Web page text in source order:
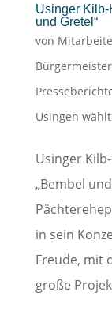
Usinger Kilb-
und Gretel“
von
Bürgermeister
Usingen
Usinger
„Bembel
in sein
Freude, mit
große